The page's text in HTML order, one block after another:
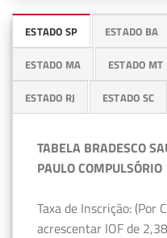
ESTADO SP ESTADO BA
ESTADO MA ESTADO MT
ESTADO RJ ESTADO SC
TABELA BRADESCO
PAULO COMPULSÓRIO
Taxa de Inscrição:
acrescentar IOF de